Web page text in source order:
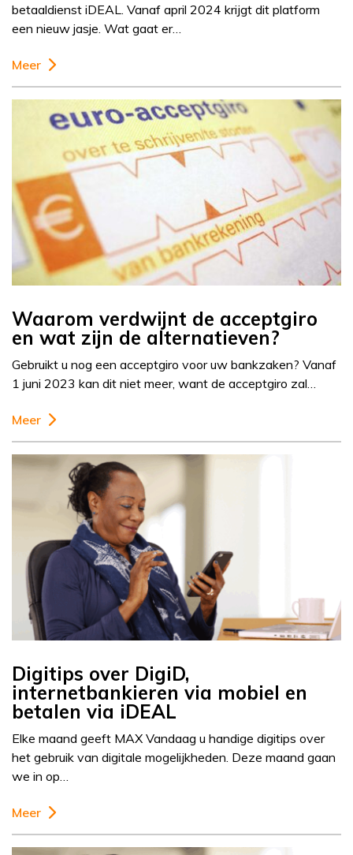
betaaldienst iDEAL. Vanaf april 2024 krijgt dit platform
een nieuw jasje. Wat gaat er…
Meer
Waarom verdwijnt de acceptgiro
en wat zijn de alternatieven?
Gebruikt u nog een acceptgiro voor uw bankzaken? Vanaf
1 juni 2023 kan dit niet meer, want de acceptgiro zal…
Meer
Digitips over DigiD,
internetbankieren via mobiel en
betalen via iDEAL
Elke maand geeft MAX Vandaag u handige digitips over
het gebruik van digitale mogelijkheden. Deze maand gaan
we in op…
Meer